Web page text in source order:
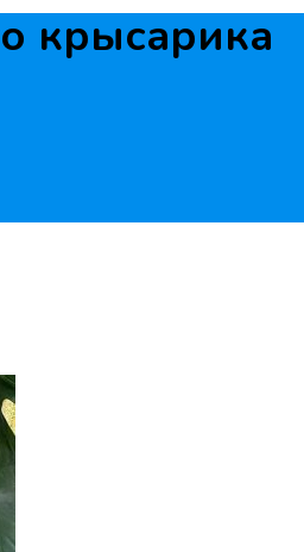
крысарика